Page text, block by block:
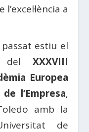
a
passat estiu el
XXXVIII
Europea
l’Empresa,
amb la
de